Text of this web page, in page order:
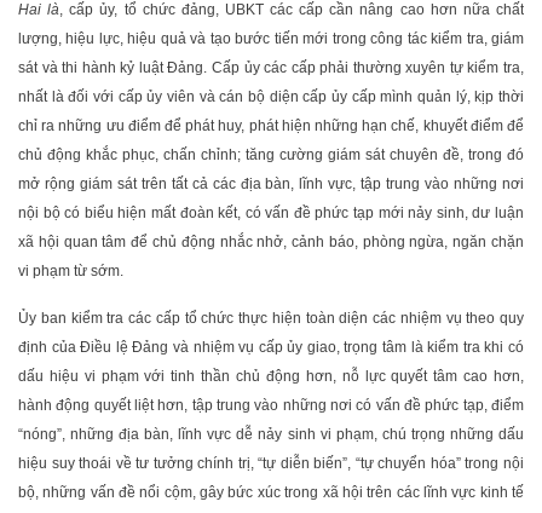
Hai là, cấp ủy, tổ chức đảng, UBKT các cấp cần nâng cao hơn nữa chất
lượng, hiệu lực, hiệu quả và tạo bước tiến mới trong công tác kiểm tra, giám
sát và thi hành kỷ luật Đảng. Cấp ủy các cấp phải thường xuyên tự kiểm tra,
nhất là đối với cấp ủy viên và cán bộ diện cấp ủy cấp mình quản lý, kịp thời
chỉ ra những ưu điểm để phát huy, phát hiện những hạn chế, khuyết điểm để
chủ động khắc phục, chấn chỉnh; tăng cường giám sát chuyên đề, trong đó
mở rộng giám sát trên tất cả các địa bàn, lĩnh vực, tập trung vào những nơi
nội bộ có biểu hiện mất đoàn kết, có vấn đề phức tạp mới nảy sinh, dư luận
xã hội quan tâm để chủ động nhắc nhở, cảnh báo, phòng ngừa, ngăn chặn
vi phạm từ sớm.
Ủy ban kiểm tra các cấp tổ chức thực hiện toàn diện các nhiệm vụ theo quy
định của Điều lệ Đảng và nhiệm vụ cấp ủy giao, trọng tâm là kiểm tra khi có
dấu hiệu vi phạm với tinh thần chủ động hơn, nỗ lực quyết tâm cao hơn,
hành động quyết liệt hơn, tập trung vào những nơi có vấn đề phức tạp, điểm
“nóng”, những địa bàn, lĩnh vực dễ nảy sinh vi phạm, chú trọng những dấu
hiệu suy thoái về tư tưởng chính trị, “tự diễn biến”, “tự chuyển hóa” trong nội
bộ, những vấn đề nổi cộm, gây bức xúc trong xã hội trên các lĩnh vực kinh tế